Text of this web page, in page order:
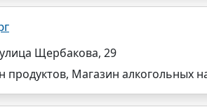
Щербакова, 29
продуктов, Магазин алкогольных